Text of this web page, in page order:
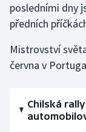
Short track
Sportovní
Triatlon
posledními dny
předních
Mistrovství
června v
Chilská